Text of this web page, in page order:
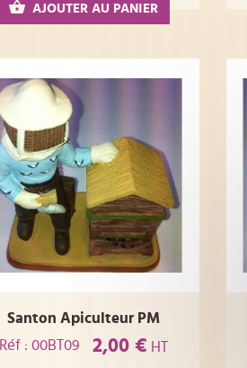
AJOUTER AU PANIER
Santon Apiculteur PM
Réf : 00BT09
2,00 € HT